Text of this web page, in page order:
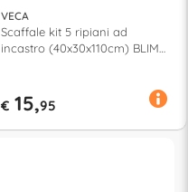
VECA
Scaffale kit 5 ripiani ad
incastro (40x30x110cm) BLIM
€ 15,95